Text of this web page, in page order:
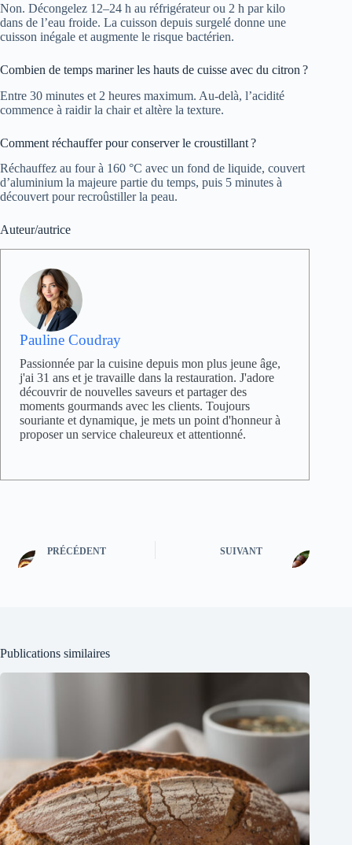
Non. Décongelez 12–24 h au réfrigérateur ou 2 h par kilo
dans de l’eau froide. La cuisson depuis surgelé donne une
cuisson inégale et augmente le risque bactérien.
Combien de temps mariner les hauts de cuisse avec du citron ?
Entre 30 minutes et 2 heures maximum. Au-delà, l’acidité
commence à raidir la chair et altère la texture.
Comment réchauffer pour conserver le croustillant ?
Réchauffez au four à 160 °C avec un fond de liquide, couvert
d’aluminium la majeure partie du temps, puis 5 minutes à
découvert pour recroûstiller la peau.
Auteur/autrice
Pauline Coudray
Passionnée par la cuisine depuis mon plus jeune âge,
j'ai 31 ans et je travaille dans la restauration. J'adore
découvrir de nouvelles saveurs et partager des
moments gourmands avec les clients. Toujours
souriante et dynamique, je mets un point d'honneur à
proposer un service chaleureux et attentionné.
PRÉCÉDENT SUIVANT
Publications similaires